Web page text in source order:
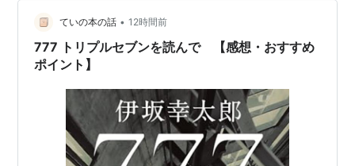
ていの本の話 • 12時間前
777 トリプルセブンを読んで 【感想・おすすめ
ポイント】